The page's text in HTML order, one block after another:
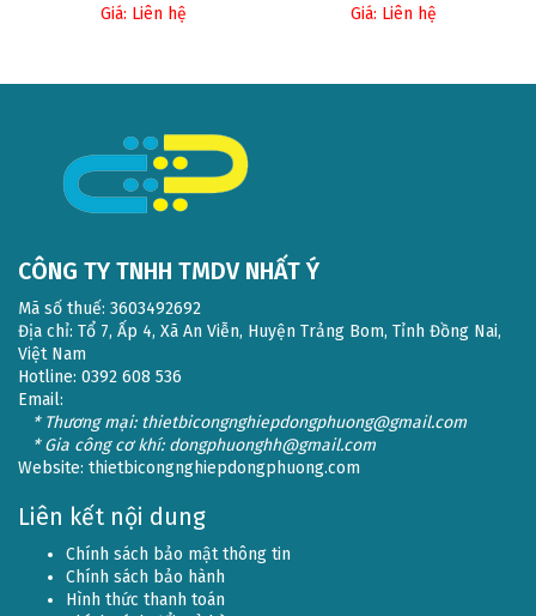
Giá: Liên hệ Giá: Liên hệ
CÔNG TY TNHH TMDV NHẤT Ý
Mã số thuế: 3603492692
Địa chỉ: Tổ 7, Ấp 4, Xã An Viễn, Huyện Trảng Bom, Tỉnh Đồng Nai,
Việt Nam
Hotline: 0392 608 536
Email:
* Thương mại: thietbicongnghiepdongphuong@gmail.com
* Gia công cơ khí: dongphuonghh@gmail.com
Website: thietbicongnghiepdongphuong.com
Liên kết nội dung
Chính sách bảo mật thông tin
Chính sách bảo hành
Hình thức thanh toán